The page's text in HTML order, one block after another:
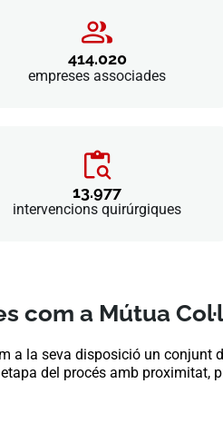
414.020
empreses associades
13.977
intervencions quirúrgiques
com a Mútua
a la seva disposició un
del procés amb proximitat,